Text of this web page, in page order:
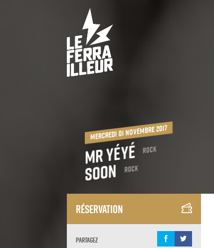
mercredi 01 novembre 2017
Mr Yéyé Rock
Soon Rock
Réservation
Partagez